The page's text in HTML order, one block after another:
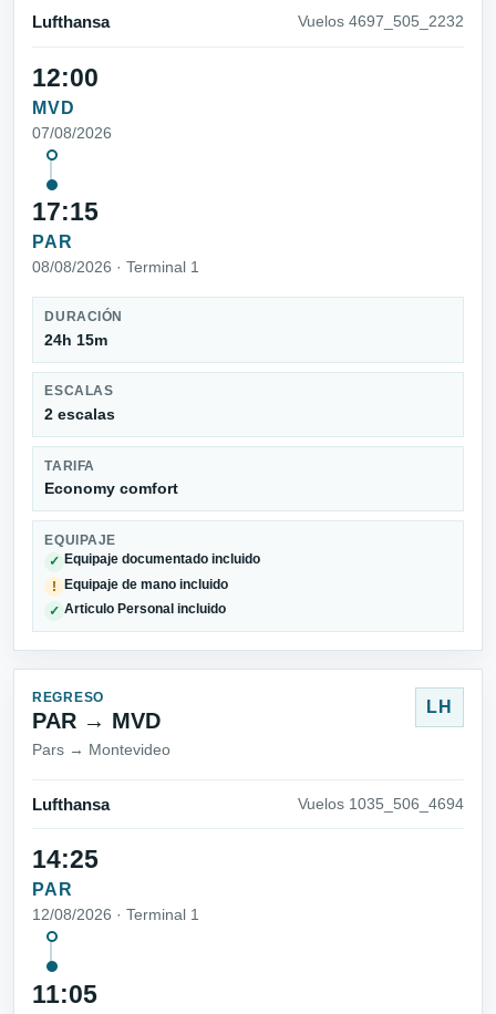
Lufthansa Vuelos 4697_505_2232
12:00
MVD
07/08/2026
17:15
PAR
08/08/2026 · Terminal 1
DURACIÓN
24h 15m
ESCALAS
2 escalas
TARIFA
Economy comfort
EQUIPAJE
✓ Equipaje documentado incluido
! Equipaje de mano incluido
✓ Articulo Personal incluido
REGRESO
PAR → MVD
Pars → Montevideo
LH
Lufthansa Vuelos 1035_506_4694
14:25
PAR
12/08/2026 · Terminal 1
11:05